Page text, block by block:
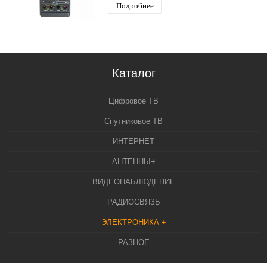
Подробнее
Каталог
Цифровое ТВ
Спутниковое ТВ
ИНТЕРНЕТ
АНТЕННЫ+
ВИДЕОНАБЛЮДЕНИЕ
РАДИОСВЯЗЬ
ЭЛЕКТРОНИКА +
РАЗНОЕ